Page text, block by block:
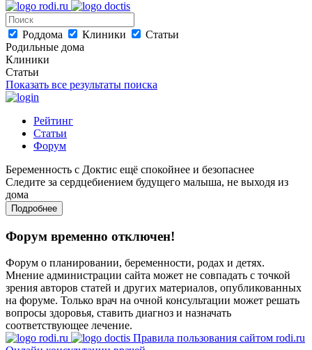
Роддома Клиники
Статьи
Родильные дома
Клиники
Статьи
Показать все результаты поиска
Рейтинг
Статьи
Форум
Беременность с Доктис ещё спокойнее и безопаснее
Следите за сердцебиением будущего малыша, не выходя из
дома
Подробнее
Форум временно отключен!
Форум о планировании, беременности, родах и детях.
Мнение администрации сайта может не совпадать с точкой
зрения авторов статей и других материалов, опубликованных
на форуме. Только врач на очной консультации может решать
вопросы здоровья, ставить диагноз и назначать
соответствующее лечение.
Правила пользования сайтом rodi.ru